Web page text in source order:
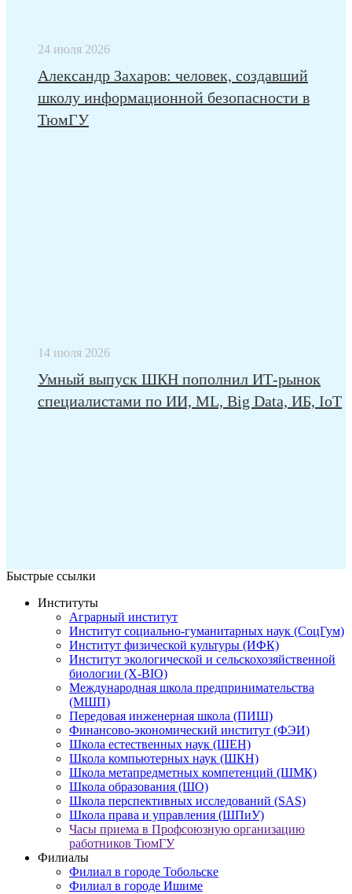
24 июля 2026
Александр Захаров: человек, создавший
школу информационной безопасности в
ТюмГУ
14 июля 2026
Умный выпуск ШКН пополнил ИТ-рынок
специалистами по ИИ, ML, Big Data, ИБ, IoT
Быстрые ссылки
Институты
Аграрный институт
Институт социально-гуманитарных наук (СоцГум)
Институт физической культуры (ИФК)
Институт экологической и сельскохозяйственной
биологии (X-BIO)
Международная школа предпринимательства
(МШП)
Передовая инженерная школа (ПИШ)
Финансово-экономический институт (ФЭИ)
Школа естественных наук (ШЕН)
Школа компьютерных наук (ШКН)
Школа метапредметных компетенций (ШМК)
Школа образования (ШО)
Школа перспективных исследований (SAS)
Школа права и управления (ШПиУ)
Часы приема в Профсоюзную организацию
работников ТюмГУ
Филиалы
Филиал в городе Тобольске
Филиал в городе Ишиме